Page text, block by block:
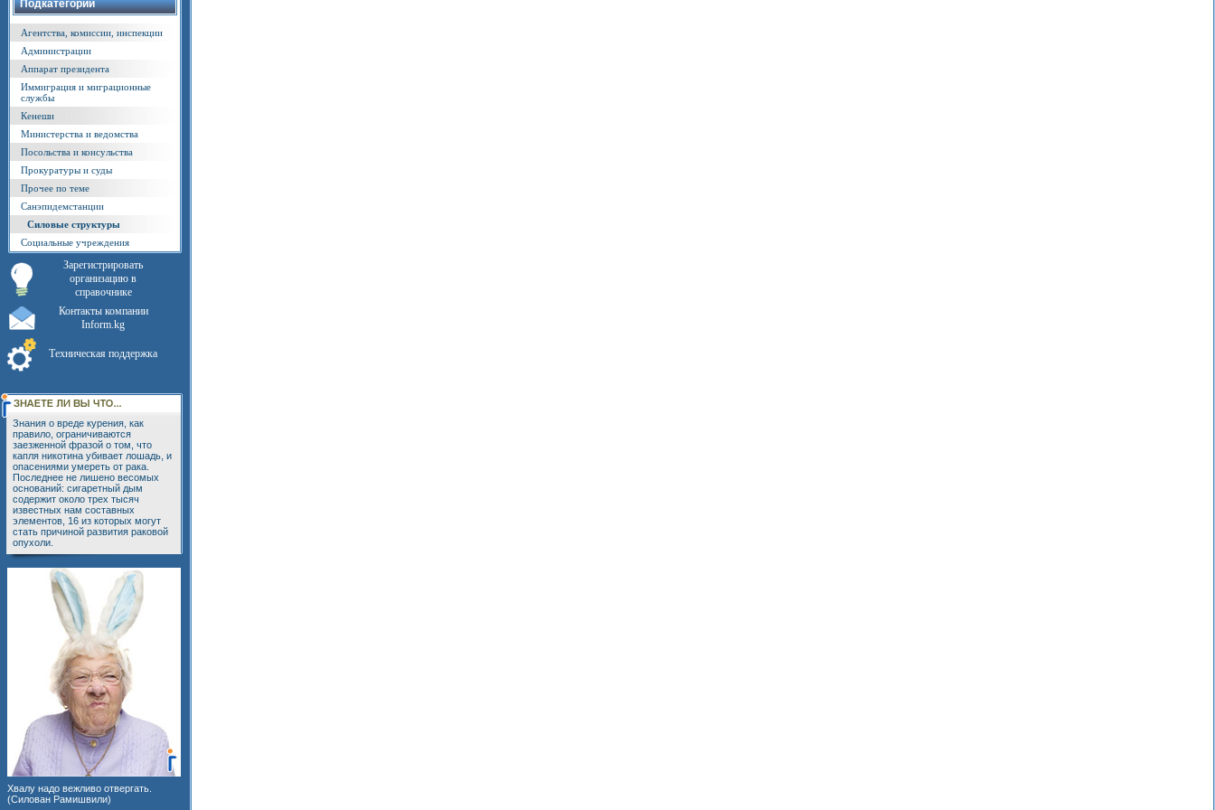
Подкатегории
Агентства, комиссии, инспекции
Администрации
Аппарат президента
Иммиграция и миграционные
службы
Кенеши
Министерства и ведомства
Посольства и консульства
Прокуратуры и суды
Прочее по теме
Санэпидемстанции
Силовые структуры
Социальные учреждения
Зарегистрировать
организацию в
справочнике
Контакты компании
Inform.kg
Техническая поддержка
Знания о вреде курения, как
правило, ограничиваются
заезженной фразой о том, что
капля никотина убивает лошадь, и
опасениями умереть от рака.
Последнее не лишено весомых
оснований: сигаретный дым
содержит около трех тысяч
известных нам составных
элементов, 16 из которых могут
стать причиной развития раковой
опухоли.
Хвалу надо вежливо отвергать.
(Силован Рамишвили)